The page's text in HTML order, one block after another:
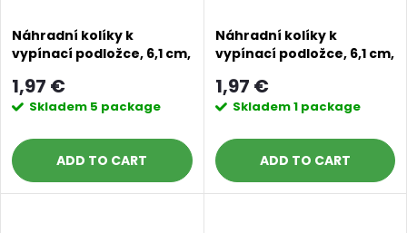
s
o
r
t
f
p
r
o
d
Náhradní kolíky k
vypínací podložce, 6,1 cm,
1,97 €
Skladem 5 package
ADD TO CART
Náhradní kolíky k
vypínací podložce, 6,1 cm,
1,97 €
Skladem1 package
ADD TO CART